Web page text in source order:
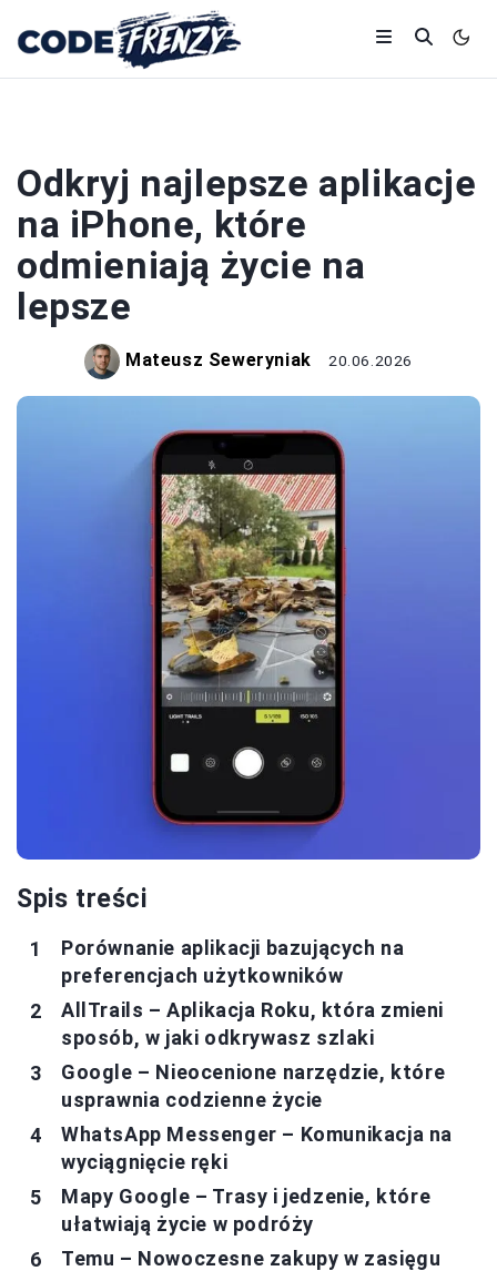
Odkryj najlepsze aplikacje
na iPhone, które
odmieniają życie na
lepsze
Mateusz Seweryniak 20.06.2026
Spis treści
Porównanie aplikacji bazujących na
preferencjach użytkowników
AllTrails – Aplikacja Roku, która zmieni
sposób, w jaki odkrywasz szlaki
Google – Nieocenione narzędzie, które
usprawnia codzienne życie
WhatsApp Messenger – Komunikacja na
wyciągnięcie ręki
Mapy Google – Trasy i jedzenie, które
ułatwiają życie w podróży
Temu – Nowoczesne zakupy w zasięgu